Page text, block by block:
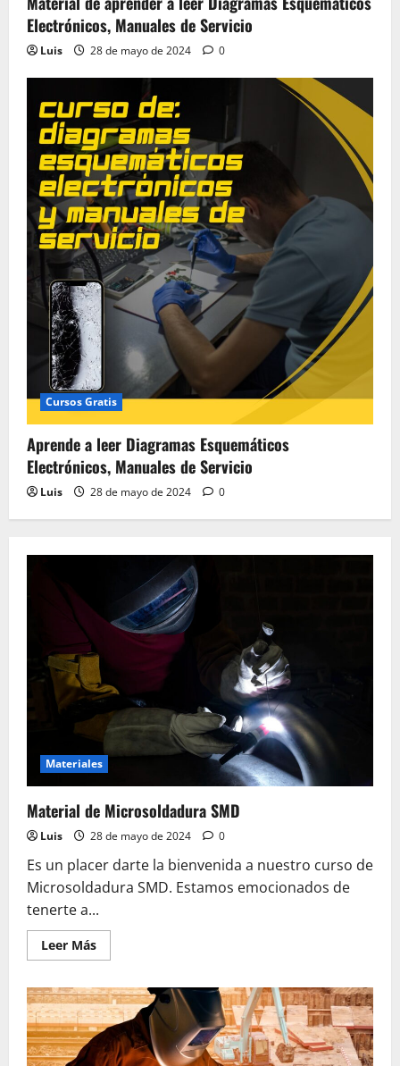
Electrónicos, Manuales de Servicio
Luis 28 de mayo de 2024 0
Cursos Gratis
Aprende a leer Diagramas Esquemáticos
Electrónicos, Manuales de Servicio
Luis 28 de mayo de 2024 0
Materiales
Material de Microsoldadura SMD
Luis 28 de mayo de 2024 0
Es un placer darte la bienvenida a nuestro curso de
Microsoldadura SMD. Estamos emocionados de
tenerte a...
Leer MásLeer
más
Material
de
Microsoldadura
SMD